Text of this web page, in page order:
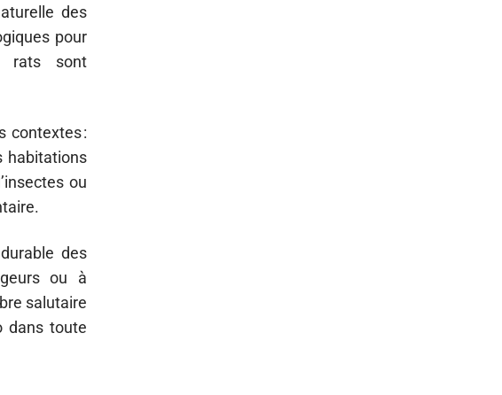
des
pour
rats sont
contextes :
habitations
ou
des
ou à
salutaire
dans toute